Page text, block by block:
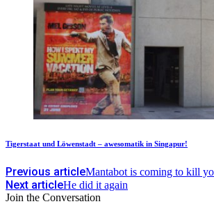
Tigerstaat und Löwenstadt – awesomatik in Singapur!
Previous articleMantabot is coming to kill
Next articleHe did it again
Join the Conversation